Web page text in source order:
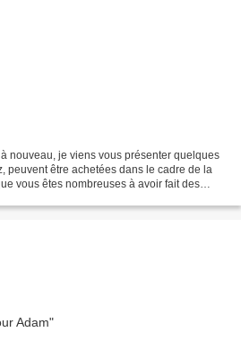
nouveau, je viens vous présenter quelques
peuvent être achetées dans le cadre de la
vous êtes nombreuses à avoir fait des